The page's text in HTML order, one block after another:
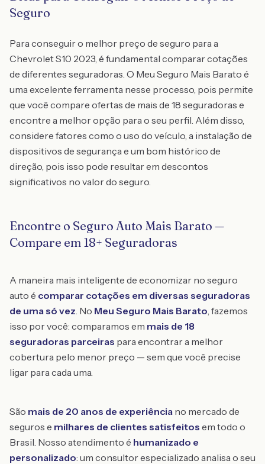
Seguro
Para conseguir o melhor preço de seguro para a
Chevrolet S10 2023, é fundamental comparar cotações
de diferentes seguradoras. O Meu Seguro Mais Barato é
uma excelente ferramenta nesse processo, pois permite
que você compare ofertas de mais de 18 seguradoras e
encontre a melhor opção para o seu perfil. Além disso,
considere fatores como o uso do veículo, a instalação de
dispositivos de segurança e um bom histórico de
direção, pois isso pode resultar em descontos
significativos no valor do seguro.
Encontre o Seguro Auto Mais Barato —
Compare em 18+ Seguradoras
A maneira mais inteligente de economizar no seguro
auto é comparar cotações em diversas seguradoras
de uma só vez. No Meu Seguro Mais Barato, fazemos
isso por você: comparamos em mais de 18
seguradoras parceiras para encontrar a melhor
cobertura pelo menor preço — sem que você precise
ligar para cada uma.
São mais de 20 anos de experiência no mercado de
seguros e milhares de clientes satisfeitos em todo o
Brasil. Nosso atendimento é humanizado e
personalizado: um consultor especializado analisa o seu